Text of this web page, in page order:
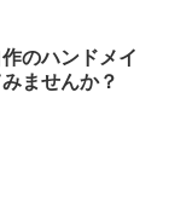
のハンドメイ
ませんか？